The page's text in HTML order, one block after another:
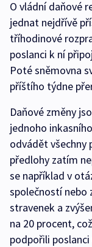
O vládní daňové
jednat nejdřívě
tříhodinové
poslanci k ní
Poté sněmovna
příštího týdne
Daňové změny
jednoho
odvádět všechny
předlohy zatím
se například v
společností nebo
stravenek a
na 20 procent,
podpořili poslanci